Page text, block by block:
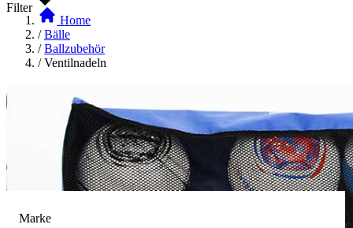
Filter
Marke
Home
/ Bälle
/ Ballzubehör
/ Ventilnadeln